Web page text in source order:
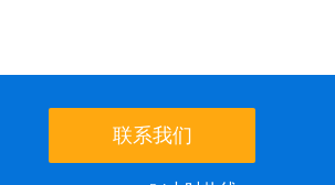
联系我们